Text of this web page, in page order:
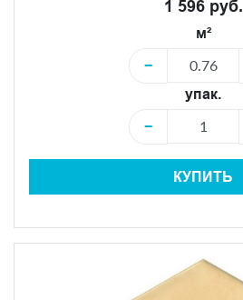
1 596 руб.
м²
−
упак.
−
КУПИТЬ